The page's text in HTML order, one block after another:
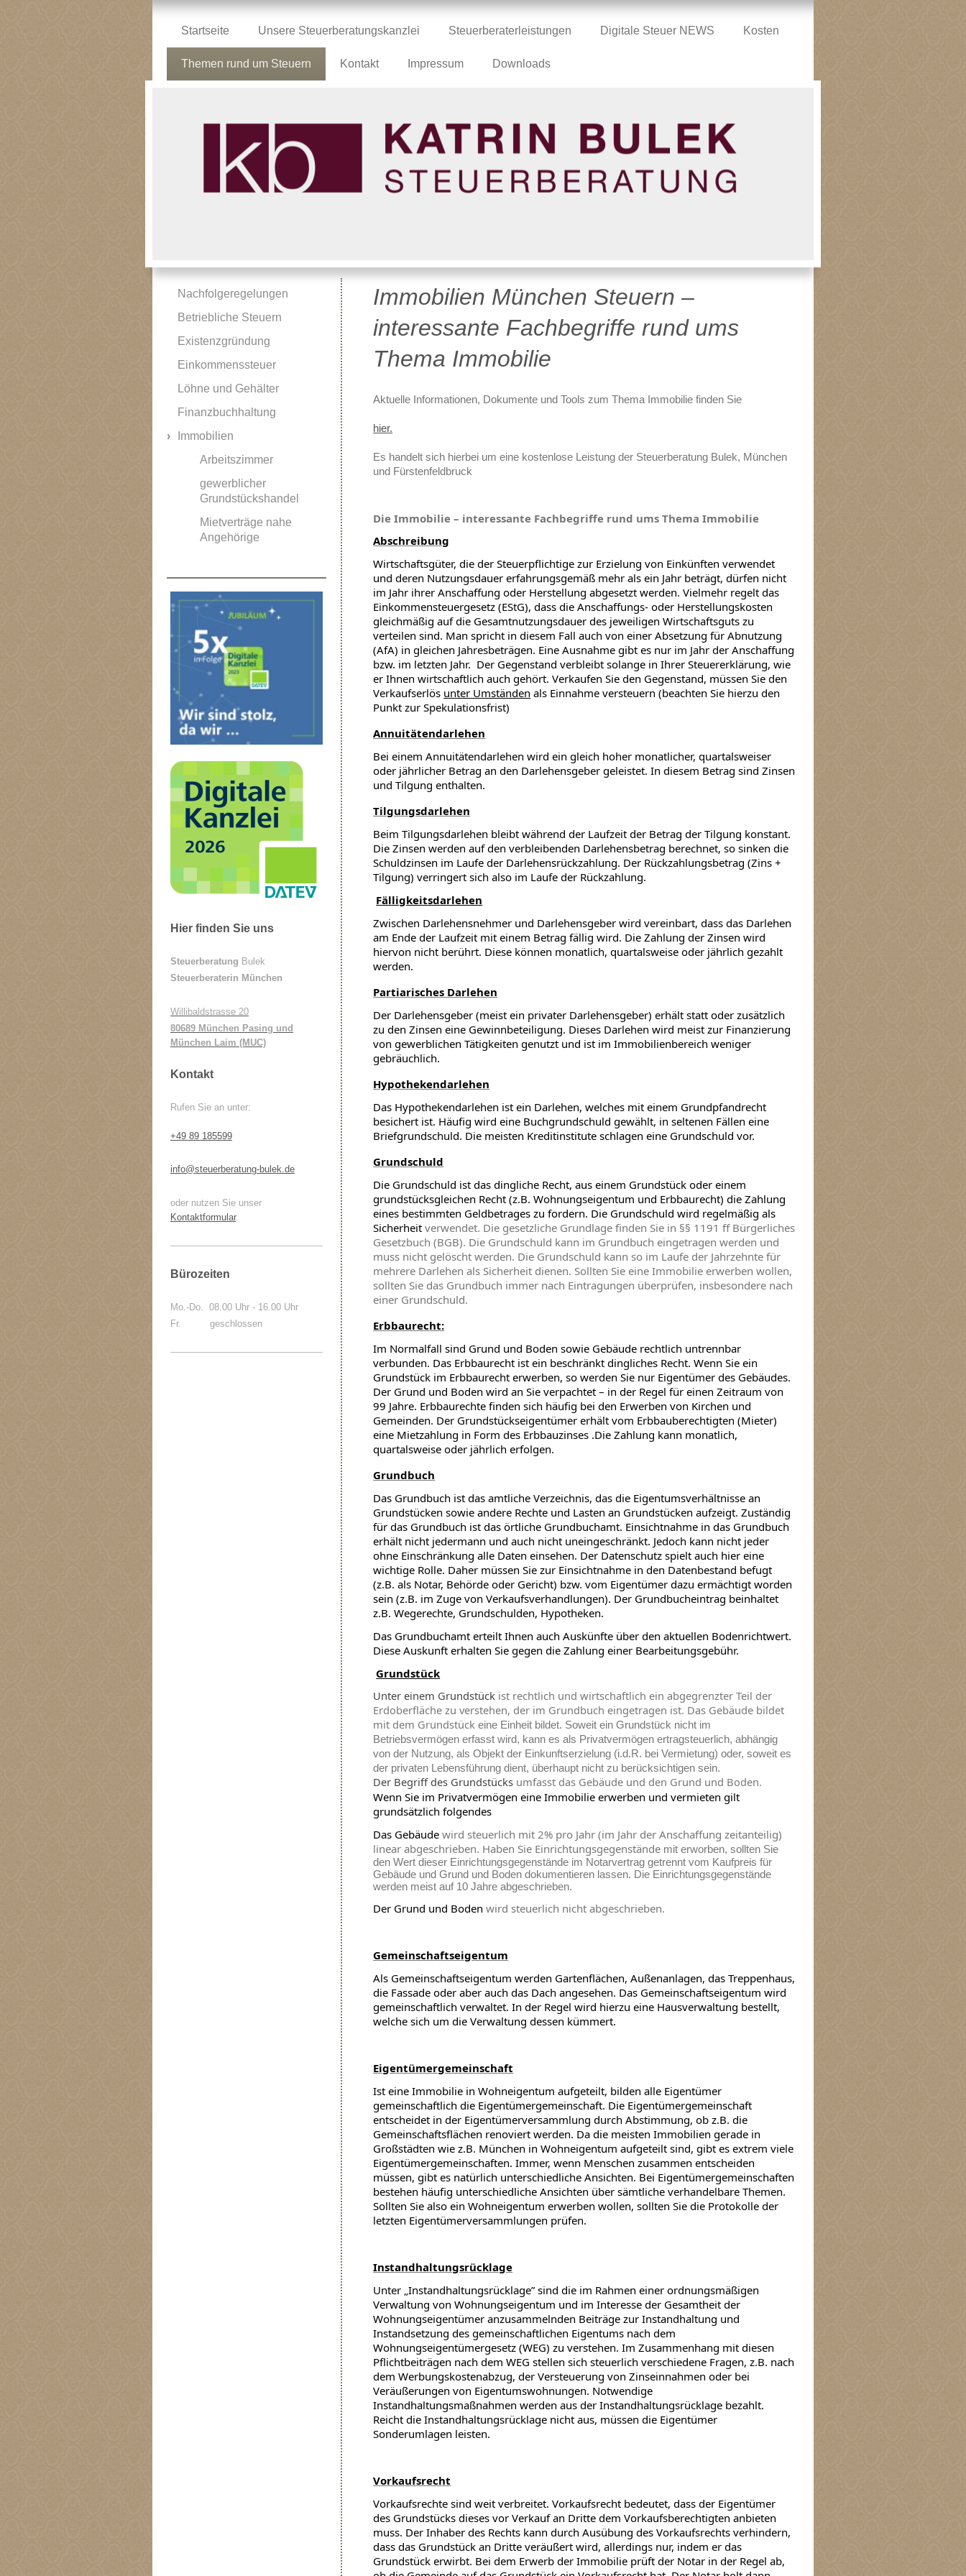
Startseite Unsere Steuerberatungskanzlei Steuerberaterleistungen Digitale Steuer NEWS Kosten
Themen rund um Steuern Kontakt Impressum Downloads
Immobilien München Steuern –
interessante Fachbegriffe rund ums
Thema Immobilie
Aktuelle Informationen, Dokumente und Tools zum Thema Immobilie finden Sie
hier.
Es handelt sich hierbei um eine kostenlose Leistung der Steuerberatung Bulek, München
und Fürstenfeldbruck
Die Immobilie – interessante Fachbegriffe rund ums Thema Immobilie
Abschreibung
Wirtschaftsgüter, die der Steuerpflichtige zur Erzielung von Einkünften verwendet
und deren Nutzungsdauer erfahrungsgemäß mehr als ein Jahr beträgt, dürfen nicht
im Jahr ihrer Anschaffung oder Herstellung abgesetzt werden. Vielmehr regelt das
Einkommensteuergesetz (EStG), dass die Anschaffungs- oder Herstellungskosten
gleichmäßig auf die Gesamtnutzungsdauer des jeweiligen Wirtschaftsguts zu
verteilen sind. Man spricht in diesem Fall auch von einer Absetzung für Abnutzung
(AfA) in gleichen Jahresbeträgen. Eine Ausnahme gibt es nur im Jahr der Anschaffung
bzw. im letzten Jahr. Der Gegenstand verbleibt solange in Ihrer Steuererklärung, wie
er Ihnen wirtschaftlich auch gehört. Verkaufen Sie den Gegenstand, müssen Sie den
Verkaufserlös unter Umständen als Einnahme versteuern (beachten Sie hierzu den
Punkt zur Spekulationsfrist)
Annuitätendarlehen
Bei einem Annuitätendarlehen wird ein gleich hoher monatlicher, quartalsweiser
oder jährlicher Betrag an den Darlehensgeber geleistet. In diesem Betrag sind Zinsen
und Tilgung enthalten.
Tilgungsdarlehen
Beim Tilgungsdarlehen bleibt während der Laufzeit der Betrag der Tilgung konstant.
Die Zinsen werden auf den verbleibenden Darlehensbetrag berechnet, so sinken die
Schuldzinsen im Laufe der Darlehensrückzahlung. Der Rückzahlungsbetrag (Zins +
Tilgung) verringert sich also im Laufe der Rückzahlung.
Fälligkeitsdarlehen
Zwischen Darlehensnehmer und Darlehensgeber wird vereinbart, dass das Darlehen
am Ende der Laufzeit mit einem Betrag fällig wird. Die Zahlung der Zinsen wird
hiervon nicht berührt. Diese können monatlich, quartalsweise oder jährlich gezahlt
werden.
Partiarisches Darlehen
Der Darlehensgeber (meist ein privater Darlehensgeber) erhält statt oder zusätzlich
zu den Zinsen eine Gewinnbeteiligung. Dieses Darlehen wird meist zur Finanzierung
von gewerblichen Tätigkeiten genutzt und ist im Immobilienbereich weniger
gebräuchlich.
Hypothekendarlehen
Das Hypothekendarlehen ist ein Darlehen, welches mit einem Grundpfandrecht
besichert ist. Häufig wird eine Buchgrundschuld gewählt, in seltenen Fällen eine
Briefgrundschuld. Die meisten Kreditinstitute schlagen eine Grundschuld vor.
Grundschuld
Die Grundschuld ist das dingliche Recht, aus einem Grundstück oder einem
grundstücksgleichen Recht (z.B. Wohnungseigentum und Erbbaurecht) die Zahlung
eines bestimmten Geldbetrages zu fordern. Die Grundschuld wird regelmäßig als
Sicherheit verwendet. Die gesetzliche Grundlage finden Sie in §§ 1191 ff Bürgerliches
Gesetzbuch (BGB). Die Grundschuld kann im Grundbuch eingetragen werden und
muss nicht gelöscht werden. Die Grundschuld kann so im Laufe der Jahrzehnte für
mehrere Darlehen als Sicherheit dienen. Sollten Sie eine Immobilie erwerben wollen,
sollten Sie das Grundbuch immer nach Eintragungen überprüfen, insbesondere nach
einer Grundschuld.
Erbbaurecht:
Im Normalfall sind Grund und Boden sowie Gebäude rechtlich untrennbar
verbunden. Das Erbbaurecht ist ein beschränkt dingliches Recht. Wenn Sie ein
Grundstück im Erbbaurecht erwerben, so werden Sie nur Eigentümer des Gebäudes.
Der Grund und Boden wird an Sie verpachtet – in der Regel für einen Zeitraum von
99 Jahre. Erbbaurechte finden sich häufig bei den Erwerben von Kirchen und
Gemeinden. Der Grundstückseigentümer erhält vom Erbbauberechtigten (Mieter)
eine Mietzahlung in Form des Erbbauzinses .Die Zahlung kann monatlich,
quartalsweise oder jährlich erfolgen.
Grundbuch
Das Grundbuch ist das amtliche Verzeichnis, das die Eigentumsverhältnisse an
Grundstücken sowie andere Rechte und Lasten an Grundstücken aufzeigt. Zuständig
für das Grundbuch ist das örtliche Grundbuchamt. Einsichtnahme in das Grundbuch
erhält nicht jedermann und auch nicht uneingeschränkt. Jedoch kann nicht jeder
ohne Einschränkung alle Daten einsehen. Der Datenschutz spielt auch hier eine
wichtige Rolle. Daher müssen Sie zur Einsichtnahme in den Datenbestand befugt
(z.B. als Notar, Behörde oder Gericht) bzw. vom Eigentümer dazu ermächtigt worden
sein (z.B. im Zuge von Verkaufsverhandlungen). Der Grundbucheintrag beinhaltet
z.B. Wegerechte, Grundschulden, Hypotheken.
Das Grundbuchamt erteilt Ihnen auch Auskünfte über den aktuellen Bodenrichtwert.
Diese Auskunft erhalten Sie gegen die Zahlung einer Bearbeitungsgebühr.
Grundstück
Unter einem Grundstück ist rechtlich und wirtschaftlich ein abgegrenzter Teil der
Erdoberfläche zu verstehen, der im Grundbuch eingetragen ist. Das Gebäude bildet
mit dem Grundstück eine Einheit bildet. Soweit ein Grundstück nicht im
Betriebsvermögen erfasst wird, kann es als Privatvermögen ertragsteuerlich, abhängig
von der Nutzung, als Objekt der Einkunftserzielung (i.d.R. bei Vermietung) oder, soweit es
der privaten Lebensführung dient, überhaupt nicht zu berücksichtigen sein.
Der Begriff des Grundstücks umfasst das Gebäude und den Grund und Boden.
Wenn Sie im Privatvermögen eine Immobilie erwerben und vermieten gilt
grundsätzlich folgendes
Das Gebäude wird steuerlich mit 2% pro Jahr (im Jahr der Anschaffung zeitanteilig)
linear abgeschrieben. Haben Sie Einrichtungsgegenstände mit erworben, sollten Sie
den Wert dieser Einrichtungsgegenstände im Notarvertrag getrennt vom Kaufpreis für
Gebäude und Grund und Boden dokumentieren lassen. Die Einrichtungsgegenstände
werden meist auf 10 Jahre abgeschrieben.
Der Grund und Boden wird steuerlich nicht abgeschrieben.
Gemeinschaftseigentum
Als Gemeinschaftseigentum werden Gartenflächen, Außenanlagen, das Treppenhaus,
die Fassade oder aber auch das Dach angesehen. Das Gemeinschaftseigentum wird
gemeinschaftlich verwaltet. In der Regel wird hierzu eine Hausverwaltung bestellt,
welche sich um die Verwaltung dessen kümmert.
Eigentümergemeinschaft
Ist eine Immobilie in Wohneigentum aufgeteilt, bilden alle Eigentümer
gemeinschaftlich die Eigentümergemeinschaft. Die Eigentümergemeinschaft
entscheidet in der Eigentümerversammlung durch Abstimmung, ob z.B. die
Gemeinschaftsflächen renoviert werden. Da die meisten Immobilien gerade in
Großstädten wie z.B. München in Wohneigentum aufgeteilt sind, gibt es extrem viele
Eigentümergemeinschaften. Immer, wenn Menschen zusammen entscheiden
müssen, gibt es natürlich unterschiedliche Ansichten. Bei Eigentümergemeinschaften
bestehen häufig unterschiedliche Ansichten über sämtliche verhandelbare Themen.
Sollten Sie also ein Wohneigentum erwerben wollen, sollten Sie die Protokolle der
letzten Eigentümerversammlungen prüfen.
Instandhaltungsrücklage
Unter „Instandhaltungsrücklage” sind die im Rahmen einer ordnungsmäßigen
Verwaltung von Wohnungseigentum und im Interesse der Gesamtheit der
Wohnungseigentümer anzusammelnden Beiträge zur Instandhaltung und
Instandsetzung des gemeinschaftlichen Eigentums nach dem
Wohnungseigentümergesetz (WEG) zu verstehen. Im Zusammenhang mit diesen
Pflichtbeiträgen nach dem WEG stellen sich steuerlich verschiedene Fragen, z.B. nach
dem Werbungskostenabzug, der Versteuerung von Zinseinnahmen oder bei
Veräußerungen von Eigentumswohnungen. Notwendige
Instandhaltungsmaßnahmen werden aus der Instandhaltungsrücklage bezahlt.
Reicht die Instandhaltungsrücklage nicht aus, müssen die Eigentümer
Sonderumlagen leisten.
Vorkaufsrecht
Vorkaufsrechte sind weit verbreitet. Vorkaufsrecht bedeutet, dass der Eigentümer
des Grundstücks dieses vor Verkauf an Dritte dem Vorkaufsberechtigten anbieten
muss. Der Inhaber des Rechts kann durch Ausübung des Vorkaufsrechts verhindern,
dass das Grundstück an Dritte veräußert wird, allerdings nur, indem er das
Grundstück erwirbt. Bei dem Erwerb der Immobilie prüft der Notar in der Regel ab,
Nachfolgeregelungen
Betriebliche Steuern
Existenzgründung
Einkommenssteuer
Löhne und Gehälter
Finanzbuchhaltung
Immobilien
Arbeitszimmer
gewerblicher
Grundstückshandel
Mietverträge nahe
Angehörige
Hier finden Sie uns
Steuerberatung Bulek
Steuerberaterin München
Willibaldstrasse 20
80689 München Pasing und
München Laim (MUC)
Kontakt
Rufen Sie an unter:
+49 89 185599
info@steuerberatung-bulek.de
oder nutzen Sie unser
Kontaktformular.
Bürozeiten
Mo.-Do. 08.00 Uhr - 16.00 Uhr
Fr. geschlossen